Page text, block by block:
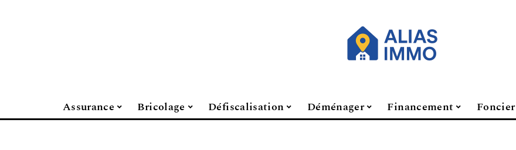
Assurance Bricolage Défiscalisation Déménager Financement Foncier